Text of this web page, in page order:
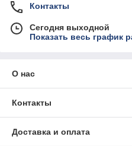
Контакты
Сегодня выходной
Показать весь график
О нас
Контакты
Доставка и оплата